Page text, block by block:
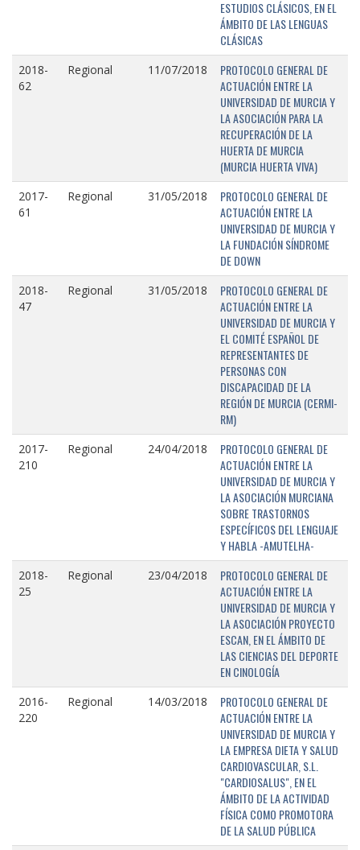
ESTUDIOS CLÁSICOS, EN EL
ÁMBITO DE LAS LENGUAS
CLÁSICAS
2018-
62
Regional 11/07/2018
PROTOCOLO GENERAL DE
ACTUACIÓN ENTRE LA
UNIVERSIDAD DE MURCIA Y
LA ASOCIACIÓN PARA LA
RECUPERACIÓN DE LA
HUERTA DE MURCIA
(MURCIA HUERTA VIVA)
2017-
61
Regional 31/05/2018
PROTOCOLO GENERAL DE
ACTUACIÓN ENTRE LA
UNIVERSIDAD DE MURCIA Y
LA FUNDACIÓN SÍNDROME
DE DOWN
2018-
47
Regional 31/05/2018
PROTOCOLO GENERAL DE
ACTUACIÓN ENTRE LA
UNIVERSIDAD DE MURCIA Y
EL COMITÉ ESPAÑOL DE
REPRESENTANTES DE
PERSONAS CON
DISCAPACIDAD DE LA
REGIÓN DE MURCIA (CERMI-
RM)
2017-
210
Regional 24/04/2018
PROTOCOLO GENERAL DE
ACTUACIÓN ENTRE LA
UNIVERSIDAD DE MURCIA Y
LA ASOCIACIÓN MURCIANA
SOBRE TRASTORNOS
ESPECÍFICOS DEL LENGUAJE
Y HABLA -AMUTELHA-
2018-
25
Regional 23/04/2018
PROTOCOLO GENERAL DE
ACTUACIÓN ENTRE LA
UNIVERSIDAD DE MURCIA Y
LA ASOCIACIÓN PROYECTO
ESCAN, EN EL ÁMBITO DE
LAS CIENCIAS DEL DEPORTE
EN CINOLOGÍA
2016-
220
Regional 14/03/2018
PROTOCOLO GENERAL DE
ACTUACIÓN ENTRE LA
UNIVERSIDAD DE MURCIA Y
LA EMPRESA DIETA Y SALUD
CARDIOVASCULAR, S.L.
"CARDIOSALUS", EN EL
ÁMBITO DE LA ACTIVIDAD
FÍSICA COMO PROMOTORA
DE LA SALUD PÚBLICA